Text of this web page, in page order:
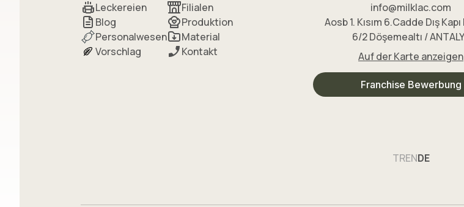
Leckereien
Blog
Personalwesen
Vorschlag
Filialen
Produktion
Material
Kontakt
info@milklac.com
Aosb 1. Kısım 6.Cadde Dış
6/2 Döşemealtı /
Auf der Karte anzeigen
Franchise Bewerbung
TRENDE